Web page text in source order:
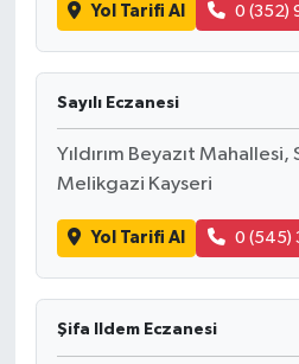
Yol Tarifi Al 0 (352)
Sayılı Eczanesi
Yıldırım Beyazıt Mahallesi,
Melikgazi Kayseri
Yol Tarifi Al 0 (545)
Şifa Ildem Eczanesi